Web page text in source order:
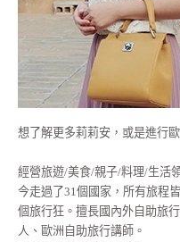
想了解更多莉莉安，或是進行
經營旅遊/美食/親子/料理/生活
今走過了31個國家，所有旅程
個旅行狂。擅長國內外自助旅
人、歐洲自助旅行講師。